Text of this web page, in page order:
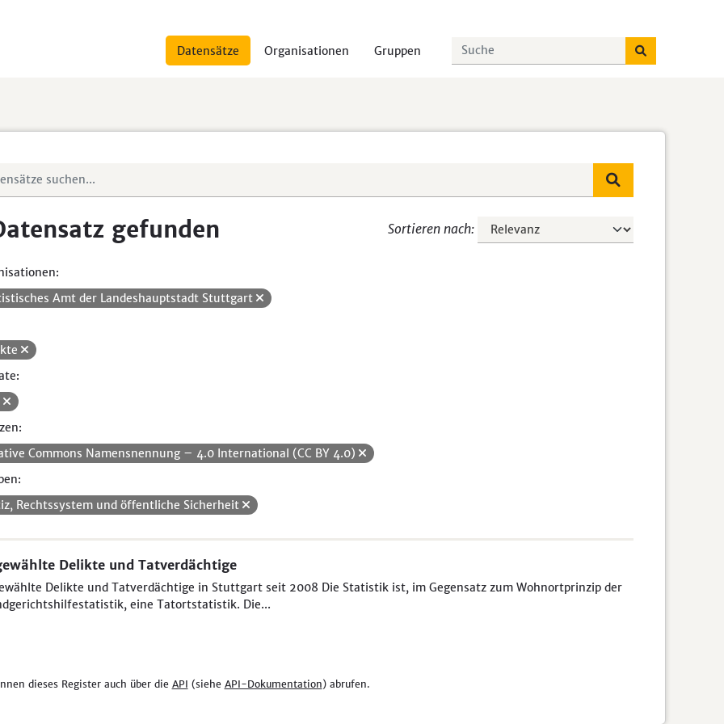
Datensätze Organisationen Gruppen
Sortieren nach
gefunden
Amt der Landeshauptstadt Stuttgart
Commons Namensnennung – 4.0 International (CC BY 4.0)
Rechtssystem und öffentliche Sicherheit
Delikte und Tatverdächtige
Delikte und Tatverdächtige in Stuttgart seit 2008 Die Statistik ist, im Gegensatz zum Wohnortprinzip der
eine Tatortstatistik. Die...
dieses Register auch über die API (siehe API-Dokumentation) abrufen.